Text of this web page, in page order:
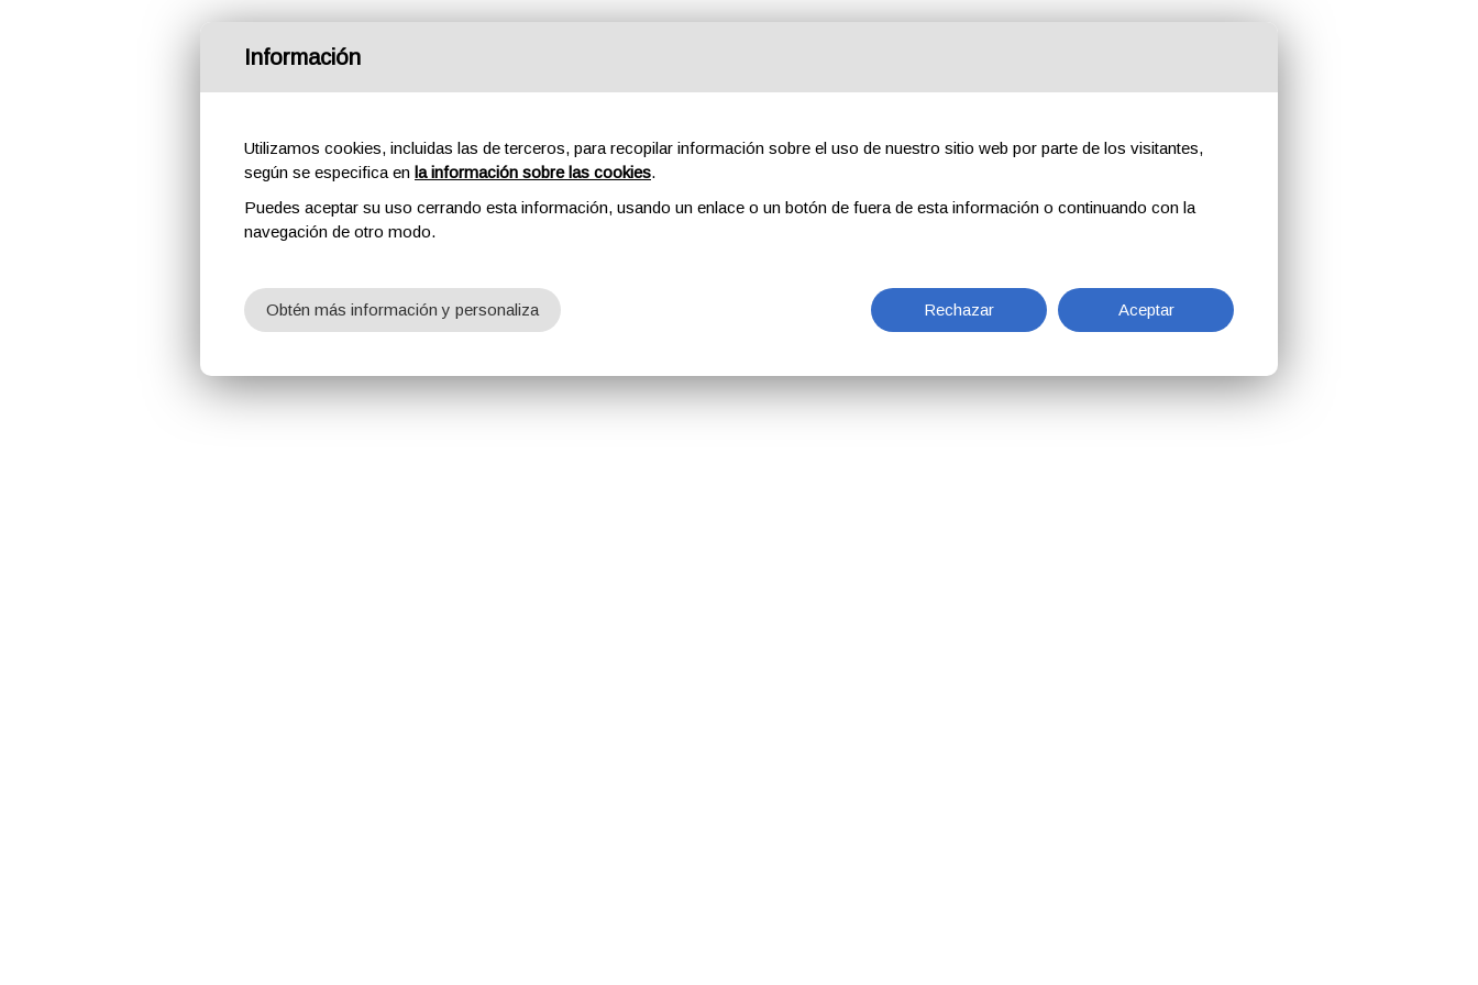
Información
Utilizamos cookies, incluidas las de terceros, para recopilar información sobre el uso de nuestro sitio web por parte de los visitantes,
según se especifica en la información sobre las cookies.
Puedes aceptar su uso cerrando esta información, usando un enlace o un botón de fuera de esta información o continuando con la
navegación de otro modo.
Rechazar Aceptar
Obtén más información y personaliza